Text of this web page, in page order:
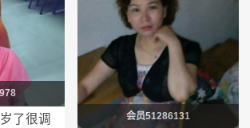
了很调
会员51286131